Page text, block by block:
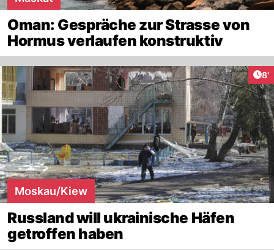
Oman: Gespräche zur Strasse von
Hormus verlaufen konstruktiv
8'
Moskau/Kiew
Russland will ukrainische Häfen
getroffen haben